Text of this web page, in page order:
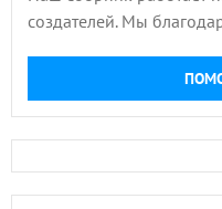
создателей. Мы